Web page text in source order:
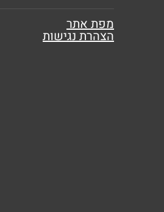
מפת אתר
הצהרת נגישות